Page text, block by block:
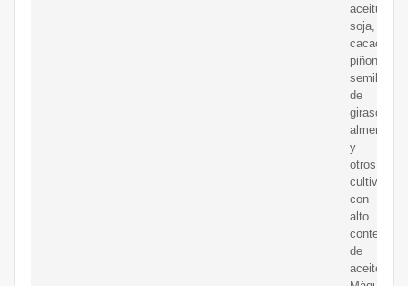
aceitunas,
soja,
cacao,
piñones,
semillas
de
girasol,
almendras
y
otros
cultivos
con
alto
contenido
de
aceite.